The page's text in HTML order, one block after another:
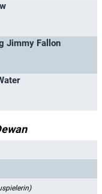
Jimmy Fallon